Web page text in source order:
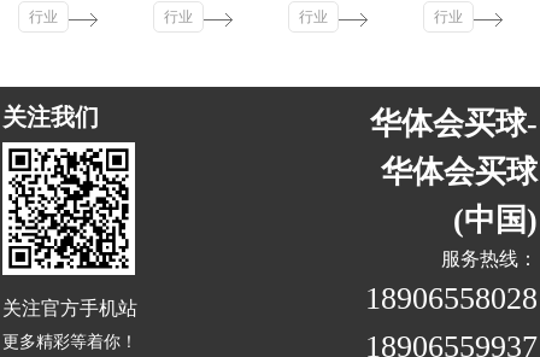
行业
行业
行业
行业
关注我们
关注官方手机站
更多精彩等着你！
华体会买球-
华体会买球
(中国)
服务热线：
18906558028
18906559937